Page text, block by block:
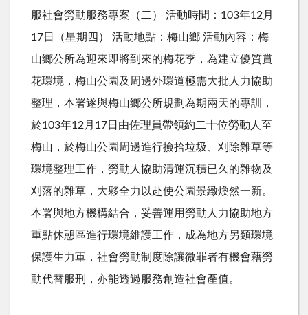
服社會勞動服務專案（二） 活動時間：103年12月
17日（星期四） 活動地點：梅山鄉 活動內容：梅
山鄉公所為迎來即將到來的梅花季，為建立優質賞
花環境，梅山公園及周邊外環道極需大批人力協助
整理，本署遂與梅山鄉公所規劃為期兩天的專訓，
於103年12月17日由佐理員帶領約二十位勞動人至
梅山，於梅山公園周邊進行撿拾垃圾、刈除雜草等
環境整理工作，勞動人協助清運沉積已久的雜物及
刈落的雜草，大夥全力以赴使公園景緻煥然一新。
本署與地方機構結合，妥善運用勞動人力協助地方
重點休憩區進行環境維護工作，成為地方另類環境
保護生力軍，社會勞動制度除讓微罪者有機會藉勞
動代替服刑，亦能透過服務創造社會產值。